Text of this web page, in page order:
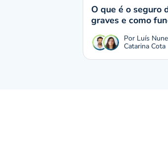
O que é o seguro
graves e como
Por Luís
Catarina Cota